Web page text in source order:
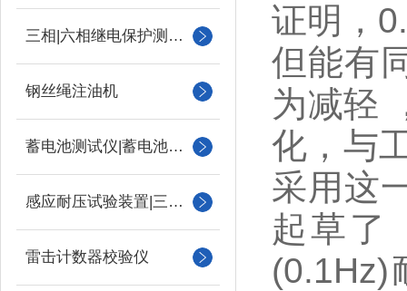
三相|六相继电保护测试仪
钢丝绳注油机
蓄电池测试仪|蓄电池充放电测试仪
感应耐压试验装置|三倍频
雷击计数器校验仪
证明，
但能有
为减轻
化，与
采用这
起草了
(0.1Hz)